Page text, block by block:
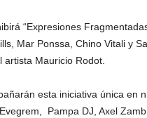
“Expresiones
Mar Ponssa, Chino Vitali y
Mauricio Rodot.
esta iniciativa única en
Pampa DJ, Axel